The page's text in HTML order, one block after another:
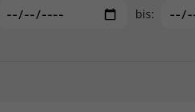
bis: